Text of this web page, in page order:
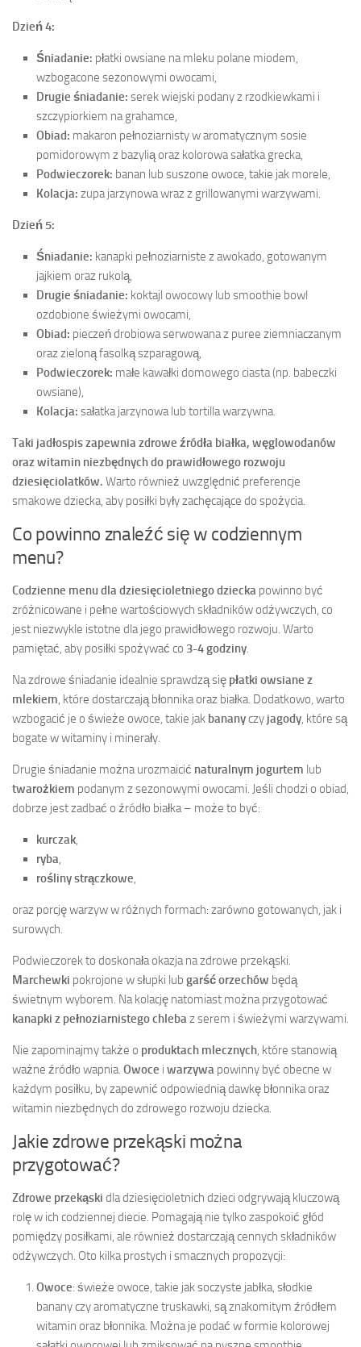
Dzień 4:
Śniadanie: płatki owsiane na mleku polane miodem,
wzbogacone sezonowymi owocami,
Drugie śniadanie: serek wiejski podany z rzodkiewkami i
szczypiorkiem na grahamce,
Obiad: makaron pełnoziarnisty w aromatycznym sosie
pomidorowym z bazylią oraz kolorowa sałatka grecka,
Podwieczorek: banan lub suszone owoce, takie jak morele,
Kolacja: zupa jarzynowa wraz z grillowanymi warzywami.
Dzień 5:
Śniadanie: kanapki pełnoziarniste z awokado, gotowanym
jajkiem oraz rukolą,
Drugie śniadanie: koktajl owocowy lub smoothie bowl
ozdobione świeżymi owocami,
Obiad: pieczeń drobiowa serwowana z puree ziemniaczanym
oraz zieloną fasolką szparagową,
Podwieczorek: małe kawałki domowego ciasta (np. babeczki
owsiane),
Kolacja: sałatka jarzynowa lub tortilla warzywna.
Taki jadłospis zapewnia zdrowe źródła białka, węglowodanów
oraz witamin niezbędnych do prawidłowego rozwoju
dziesięciolatków. Warto również uwzględnić preferencje
smakowe dziecka, aby posiłki były zachęcające do spożycia.
Co powinno znaleźć się w codziennym
menu?
Codzienne menu dla dziesięcioletniego dziecka powinno być
zróżnicowane i pełne wartościowych składników odżywczych, co
jest niezwykle istotne dla jego prawidłowego rozwoju. Warto
pamiętać, aby posiłki spożywać co 3-4 godziny.
Na zdrowe śniadanie idealnie sprawdzą się płatki owsiane z
mlekiem, które dostarczają błonnika oraz białka. Dodatkowo, warto
wzbogacić je o świeże owoce, takie jak bananyczy jagody, które są
bogate w witaminy i minerały.
Drugie śniadanie można urozmaicić naturalnym jogurtem lub
twarożkiem podanym z sezonowymi owocami. Jeśli chodzi o obiad,
dobrze jest zadbać o źródło białka – może to być:
kurczak,
ryba,
rośliny strączkowe,
oraz porcję warzyw w różnych formach: zarówno gotowanych, jak i
surowych.
Podwieczorek to doskonała okazja na zdrowe przekąski.
Marchewki pokrojone w słupki lub garść orzechów będą
świetnym wyborem. Na kolację natomiast można przygotować
kanapki z pełnoziarnistego chlebaz serem i świeżymi warzywami.
Nie zapominajmy także o produktach mlecznych, które stanowią
ważne źródło wapnia. Owoce i warzywa powinny być obecne w
każdym posiłku, by zapewnić odpowiednią dawkę błonnika oraz
witamin niezbędnych do zdrowego rozwoju dziecka.
Jakie zdrowe przekąski można
przygotować?
Zdrowe przekąski dla dziesięcioletnich dzieci odgrywają kluczową
rolę w ich codziennej diecie. Pomagają nie tylko zaspokoić głód
pomiędzy posiłkami, ale również dostarczają cennych składników
odżywczych. Oto kilka prostych i smacznych propozycji:
Owoce: świeże owoce, takie jak soczyste jabłka, słodkie
banany czy aromatyczne truskawki, są znakomitym źródłem
witamin oraz błonnika. Można je podać w formie kolorowej